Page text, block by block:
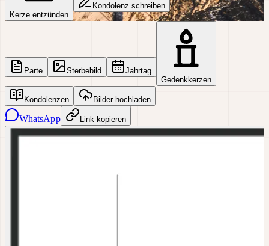
Kerze entzünden
Kondolenz schreiben
Parte Sterbebild
Jahrtag
Gedenkkerzen
Kondolenzen Bilder hochladen
WhatsApp Link kopieren